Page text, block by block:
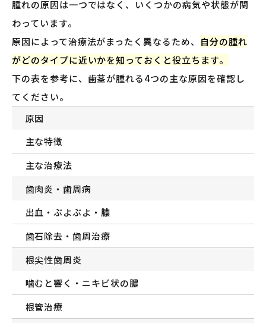
腫れの原因は一つではなく、いくつかの病気や状態が関
わっています。
原因によって治療法がまったく異なるため、
自分の腫れ
がどのタイプに近いかを知っておくと役立ちます。
下の表を参考に、歯茎が腫れる4つの主な原因を確認し
てください。
原因
主な特徴
主な治療法
歯肉炎・歯周病
出血・ぶよぶよ・膿
歯石除去・歯周治療
根尖性歯周炎
噛むと響く・ニキビ状の膿
根管治療